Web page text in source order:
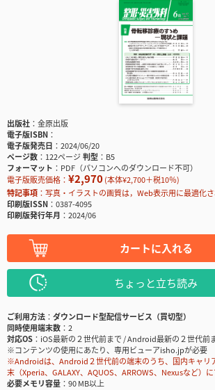
出版社
金原出版
電子版ISBN
電子版発売日
2024/06/20
ページ数
122ページ判型
B5
フォーマット
PDF（パソコンへのダウンロード不可）
電子版販売価格： ¥2,970(本体¥2,700＋税10％)
特記事項
写真・イラストの画質は，Web表示用に最適化さ
印刷版ISSN
0387-4095
印刷版発行年月
2024/06
カートに入れる
ちょっと立ち読み
ご利用方法
ダウンロード型配信サービス（買切型）
同時使用端末数
2
対応OS
iOS最新の２世代前まで / Android最新の２世代前
※コンテンツの使用にあたり、専用ビューアisho.jpが必要
※Androidは、Android２世代前の端末のうち、国内キャリ
末（Xperia、GALAXY、AQUOS、ARROWS、Nexusなど）
必要メモリ容量
90 MB以上